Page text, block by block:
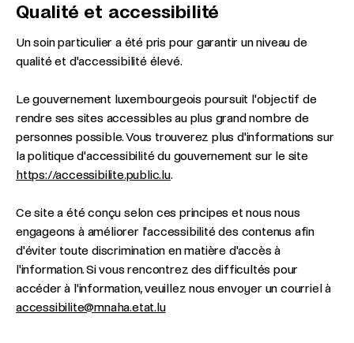
Qualité et accessibilité
Un soin particulier a été pris pour garantir un niveau de
qualité et d'accessibilité élevé.
Le gouvernement luxembourgeois poursuit l'objectif de
rendre ses sites accessibles au plus grand nombre de
personnes possible. Vous trouverez plus d'informations sur
la politique d'accessibilité du gouvernement sur le site
https://accessibilite.public.lu.
Ce site a été conçu selon ces principes et nous nous
engageons à améliorer l'accessibilité des contenus afin
d'éviter toute discrimination en matière d'accès à
l'information. Si vous rencontrez des difficultés pour
accéder à l'information, veuillez nous envoyer un courriel à
accessibilite@mnaha.etat.lu